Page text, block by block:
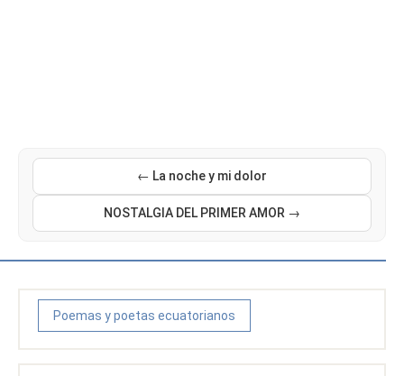
← La noche y mi dolor
NOSTALGIA DEL PRIMER AMOR →
Poemas y poetas ecuatorianos